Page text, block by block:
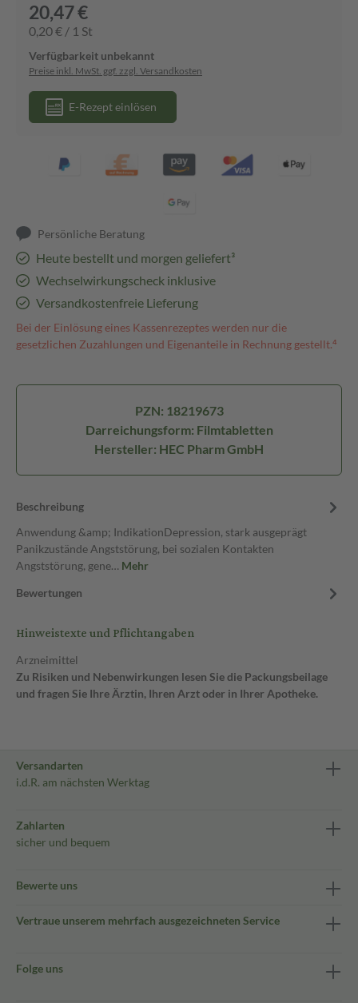
20,47 €
0,20 € / 1 St
Verfügbarkeit unbekannt
Preise inkl. MwSt. ggf. zzgl. Versandkosten
E-Rezept einlösen
Persönliche Beratung
Heute bestellt und morgen geliefert³
Wechselwirkungscheck inklusive
Versandkostenfreie Lieferung
Bei der Einlösung eines Kassenrezeptes werden nur die
gesetzlichen Zuzahlungen und Eigenanteile in Rechnung gestellt.⁴
PZN: 18219673
Darreichungsform: Filmtabletten
Hersteller: HEC Pharm GmbH
Beschreibung
Anwendung &amp; IndikationDepression, stark ausgeprägt
Panikzustände Angststörung, bei sozialen Kontakten
Angststörung, gene… Mehr
Bewertungen
Hinweistexte und Pflichtangaben
Arzneimittel
Zu Risiken und Nebenwirkungen lesen Sie die Packungsbeilage
und fragen Sie Ihre Ärztin, Ihren Arzt oder in Ihrer Apotheke.
Versandarten
i.d.R. am nächsten Werktag
Zahlarten
sicher und bequem
Bewerte uns
Vertraue unserem mehrfach ausgezeichneten Service
Folge uns